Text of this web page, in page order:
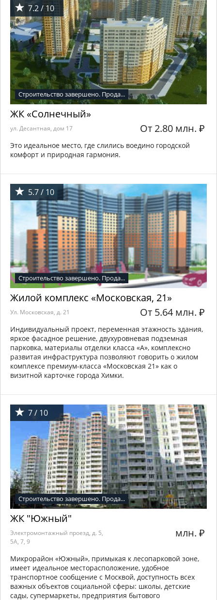
7.2 / 10
Строительство завершено. Прода...
ЖК «Солнечный»
ул. Десантная, дом 17 От 2.80 млн. ₽
Это идеальное место, где слились воедино городской
комфорт и природная гармония.
5.7 / 10
Строительство завершено. Прода...
Жилой комплекс «Московская, 21»
Ул. Московская, д. 21 От 5.64 млн. ₽
Индивидуальный проект, переменная этажность здания,
яркое фасадное решение, двухуровневая подземная
парковка, материалы отделки класса «А», комплексно
развитая инфраструктура позволяют говорить о жилом
комплексе премиум-класса «Московская 21» как о
визитной карточке города Химки.
7 / 10
Строительство завершено. Прода...
ЖК "Южный"
Электромонтажный проезд, д. 5,
5А, 7, 9
млн. ₽
Микрорайон «Южный», примыкая к лесопарковой зоне,
имеет идеальное месторасположение, удобное
транспортное сообщение с Москвой, доступность всех
важных объектов социальной сферы: школы, детские
сады, супермаркеты, предприятия бытового